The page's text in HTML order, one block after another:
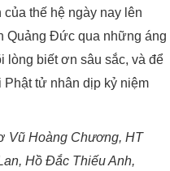
thế hệ ngày nay lên
Quảng Đức qua những áng
lòng biết ơn sâu sắc, và để
tử nhân dịp kỷ niệm
Vũ Hoàng Chương, HT
Hồ Đắc Thiếu Anh,